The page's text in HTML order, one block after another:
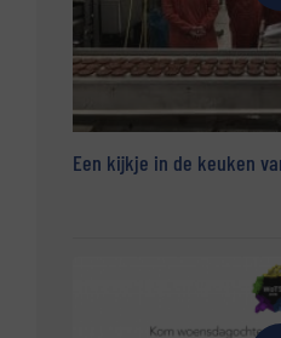
Een kijkje in de keuken